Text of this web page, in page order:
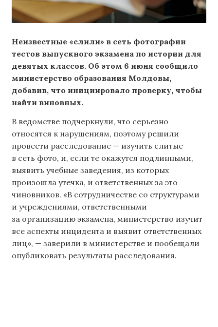
Неизвестные «слили» в сеть фотографии
тестов выпускного экзамена по истории для
девятых классов. Об этом 6 июня сообщило
министерство образования Молдовы,
добавив, что инициировало проверку, чтобы
найти виновных.
В ведомстве подчеркнули, что серьезно
относятся к нарушениям, поэтому решили
провести расследование — изучить слитые
в сеть фото, и, если те окажутся подлинными,
выявить учебные заведения, из которых
произошла утечка, и ответственных за это
чиновников. «В сотрудничестве со структурами
и учреждениями, ответственными
за организацию экзамена, министерство изучит
все аспекты инцидента и выявит ответственных
лиц», — заверили в министерстве и пообещали
опубликовать результаты расследования.